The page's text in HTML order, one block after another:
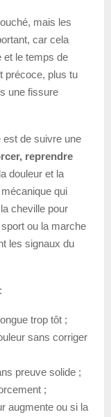
mais les
car cela
et le temps de
précoce, plus tu
une fissure
est de suivre une
reprendre
douleur et la
qui
cheville pour
ou la marche
les signaux du
trop tôt ;
sans corriger
preuve solide ;
;
augmente ou si la